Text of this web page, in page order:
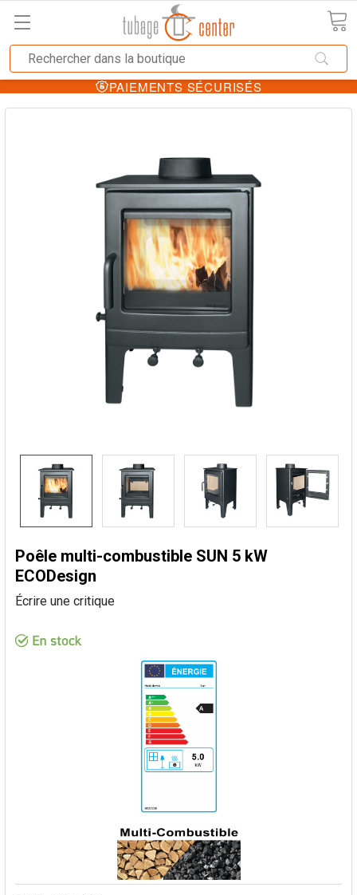
PAIEMENTS SÉCURISÉS
Poêle multi-combustible SUN 5 kW
ECODesign
Écrire une critique